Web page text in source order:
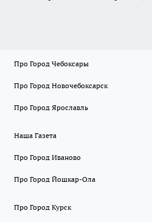
Про Город Чебоксары
Про Город Новочебоксарск
Про Город Ярославль
Наша Газета
Про Город Иваново
Про Город Йошкар-Ола
Про Город Курск